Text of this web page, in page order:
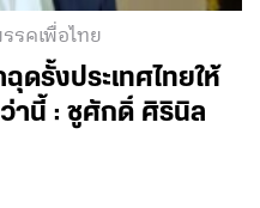
รคเพื่อไทย
ดรั้งประเทศไทยให้
านี้ : ชูศักดิ์ ศิรินิล